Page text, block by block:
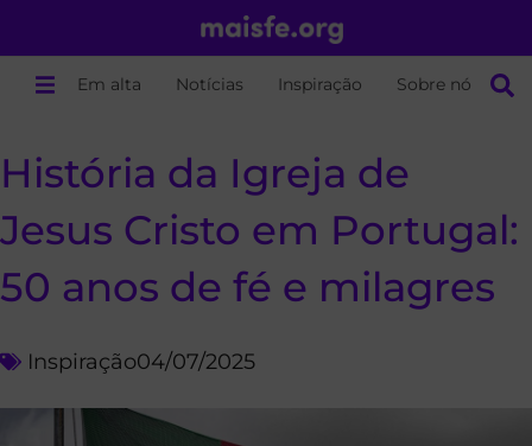
Em alta Notícias Inspiração Sobre nós
História da Igreja de
Jesus Cristo em Portugal:
50 anos de fé e milagres
Inspiração04/07/2025